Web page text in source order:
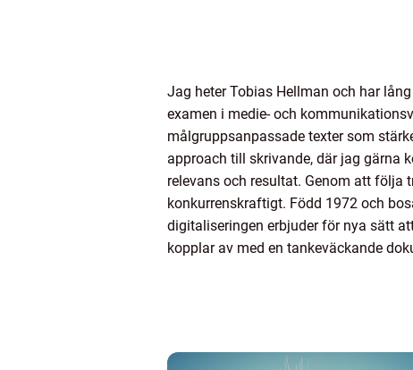
Jag heter Tobias Hellman och har
examen i medie- och
målgruppsanpassade texter som
approach till skrivande, där jag gärna
relevans och resultat. Genom att följa
konkurrenskraftigt. Född 1972 och
digitaliseringen erbjuder för nya sätt
kopplar av med en tankeväckande